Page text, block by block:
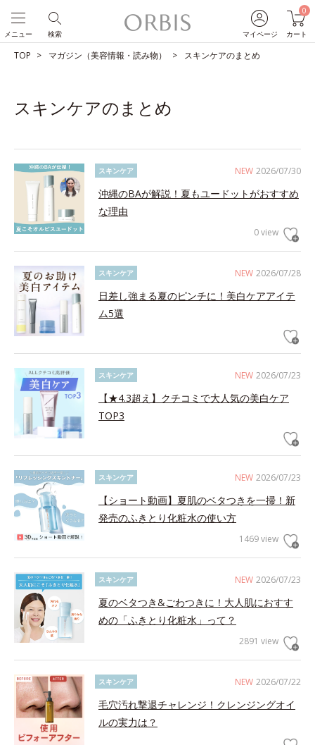
マイページ
0
カート
検索
メニュー
TOP マガジン（美容情報・読み物） スキンケアのまとめ
スキンケアのまとめ
NEW 2026/07/30
スキンケア
沖縄のBAが解説！夏もユードットがおすすめ
な理由
0 view
NEW 2026/07/28
スキンケア
日差し強まる夏のピンチに！美白ケアアイテ
ム5選
NEW 2026/07/23
スキンケア
【★4.3超え】クチコミで大人気の美白ケア
TOP3
NEW 2026/07/23
スキンケア
【ショート動画】夏肌のベタつきを一掃！新
発売のふきとり化粧水の使い方
1469 view
NEW 2026/07/23
スキンケア
夏のベタつき&ごわつきに！大人肌におすす
めの「ふきとり化粧水」って？
2891 view
NEW 2026/07/22
スキンケア
毛穴汚れ撃退チャレンジ！クレンジングオイ
ルの実力は？